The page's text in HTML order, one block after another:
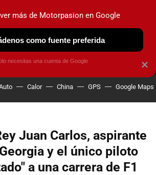
NUEVO
ELÉCTRICOS OBSERVATORIO
Calor China GPS Google Maps
Juan Carlos, aspirante
y el único piloto
a una carrera de F1
×
más de Motorpasion en Google
como fuente preferida
necesitas una cuenta de Google